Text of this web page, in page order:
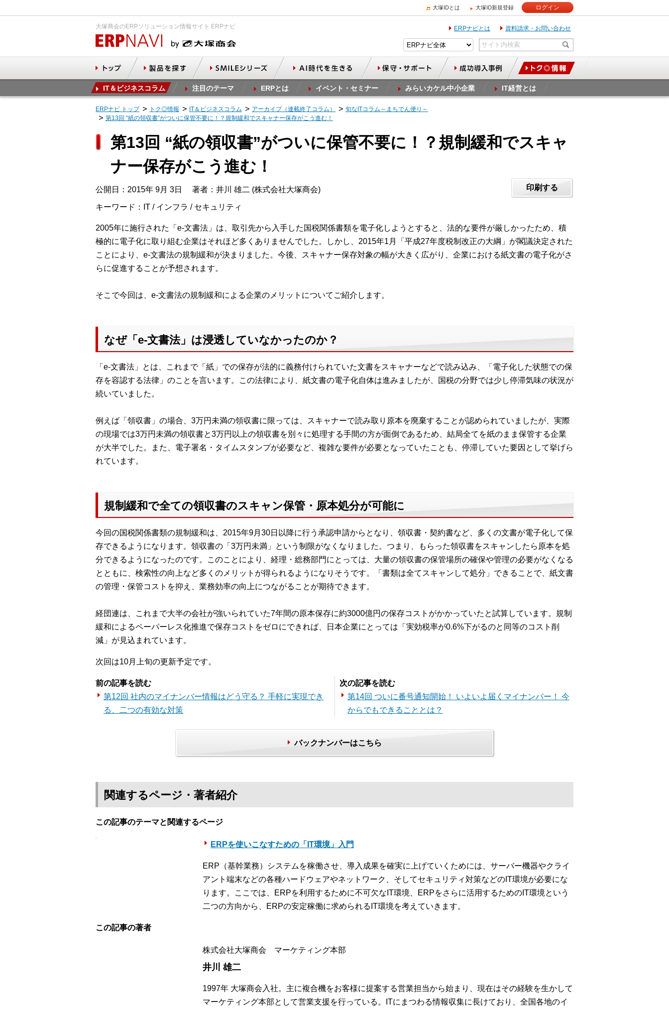
大塚IDとは 大塚ID新規登録 ログイン
大塚商会のERPソリューション情報サイト ERPナビ ERPナビとは 資料請求・お問い合わせ
IT＆ビジネスコラム 注目のテーマ ERPとは イベント・セミナー みらいカケル中小企業 IT経営とは
ERPナビ トップ トク◎情報 IT＆ビジネスコラム アーカイブ（連載終了コラム）
旬なITコラム～まちでん便り～
第13回 “紙の領収書”がついに保管不要に！？規制緩和でスキャナー保存がこう進む！
第13回 “紙の領収書”がついに保管不要に！？規制緩和でスキャ
ナー保存がこう進む！
公開日：2015年 9月 3日 著者：井川 雄二 (株式会社大塚商会)
キーワード：IT / インフラ / セキュリティ
印刷する
2005年に施行された「e-文書法」は、取引先から入手した国税関係書類を電子化しようとすると、法的な要件が厳しかったため、積
極的に電子化に取り組む企業はそれほど多くありませんでした。しかし、2015年1月「平成27年度税制改正の大綱」が閣議決定された
ことにより、e-文書法の規制緩和が決まりました。今後、スキャナー保存対象の幅が大きく広がり、企業における紙文書の電子化がさ
らに促進することが予想されます。
そこで今回は、e-文書法の規制緩和による企業のメリットについてご紹介します。
なぜ「e-文書法」は浸透していなかったのか？
「e-文書法」とは、これまで「紙」での保存が法的に義務付けられていた文書をスキャナーなどで読み込み、「電子化した状態での保
存を容認する法律」のことを言います。この法律により、紙文書の電子化自体は進みましたが、国税の分野では少し停滞気味の状況が
続いていました。
例えば「領収書」の場合、3万円未満の領収書に限っては、スキャナーで読み取り原本を廃棄することが認められていましたが、実際
の現場では3万円未満の領収書と3万円以上の領収書を別々に処理する手間の方が面倒であるため、結局全てを紙のまま保管する企業
が大半でした。また、電子署名・タイムスタンプが必要など、複雑な要件が必要となっていたことも、停滞していた要因として挙げら
れています。
規制緩和で全ての領収書のスキャン保管・原本処分が可能に
今回の国税関係書類の規制緩和は、2015年9月30日以降に行う承認申請からとなり、領収書・契約書など、多くの文書が電子化して保
存できるようになります。領収書の「3万円未満」という制限がなくなりました。つまり、もらった領収書をスキャンしたら原本を処
分できるようになったのです。このことにより、経理・総務部門にとっては、大量の領収書の保管場所の確保や管理の必要がなくなる
とともに、検索性の向上など多くのメリットが得られるようになりそうです。「書類は全てスキャンして処分」できることで、紙文書
の管理・保管コストを抑え、業務効率の向上につながることが期待できます。
経団連は、これまで大半の会社が強いられていた7年間の原本保存に約3000億円の保存コストがかかっていたと試算しています。規制
緩和によるペーパーレス化推進で保存コストをゼロにできれば、日本企業にとっては「実効税率が0.6%下がるのと同等のコスト削
減」が見込まれています。
次回は10月上旬の更新予定です。
前の記事を読む
第12回 社内のマイナンバー情報はどう守る？ 手軽に実現でき
る、二つの有効な対策
次の記事を読む
第14回 ついに番号通知開始！ いよいよ届くマイナンバー！ 今
からでもできることとは？
バックナンバーはこちら
関連するページ・著者紹介
この記事のテーマと関連するページ
ERPを使いこなすための「IT環境」入門
ERP（基幹業務）システムを稼働させ、導入成果を確実に上げていくためには、サーバー機器やクライ
アント端末などの各種ハードウェアやネットワーク、そしてセキュリティ対策などのIT環境が必要にな
ります。ここでは、ERPを利用するために不可欠なIT環境、ERPをさらに活用するためのIT環境という
二つの方向から、ERPの安定稼働に求められるIT環境を考えていきます。
この記事の著者
株式会社大塚商会 マーケティング本部
井川 雄二
1997年 大塚商会入社。主に複合機をお客様に提案する営業担当から始まり、現在はその経験を生かして
マーケティング本部として営業支援を行っている。ITにまつわる情報収集に長けており、全国各地のイ